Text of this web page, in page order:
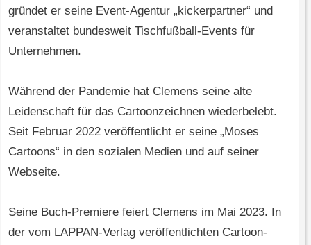
gründet er seine Event-Agentur „kickerpartner“ und
veranstaltet bundesweit Tischfußball-Events für
Unternehmen.
Während der Pandemie hat Clemens seine alte
Leidenschaft für das Cartoonzeichnen wiederbelebt.
Seit Februar 2022 veröffentlicht er seine „Moses
Cartoons“ in den sozialen Medien und auf seiner
Webseite.
Seine Buch-Premiere feiert Clemens im Mai 2023. In
der vom LAPPAN-Verlag veröffentlichten Cartoon-